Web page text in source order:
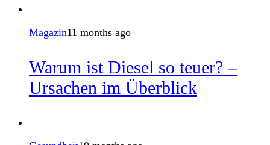
Magazin11 months ago
Warum ist Diesel so teuer? –
Ursachen im Überblick